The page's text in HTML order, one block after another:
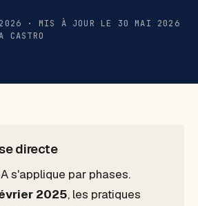
· MIS À JOUR LE 30 MAI 2026
CASTRO
directe
s'applique par phases.
2025, les pratiques